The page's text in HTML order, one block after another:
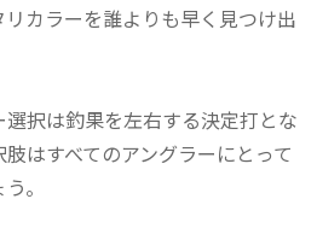
カラーを誰よりも早く見つけ出
択は釣果を左右する決定打とな
はすべてのアングラーにとって
。